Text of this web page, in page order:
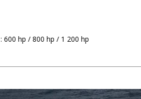
: 600 hp / 800 hp / 1 200 hp